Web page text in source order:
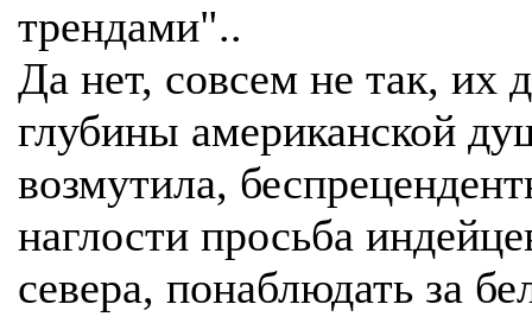
трендами"..
Да нет, совсем не так, их
глубины американской
возмутила,
наглости просьба
севера, понаблюдать за